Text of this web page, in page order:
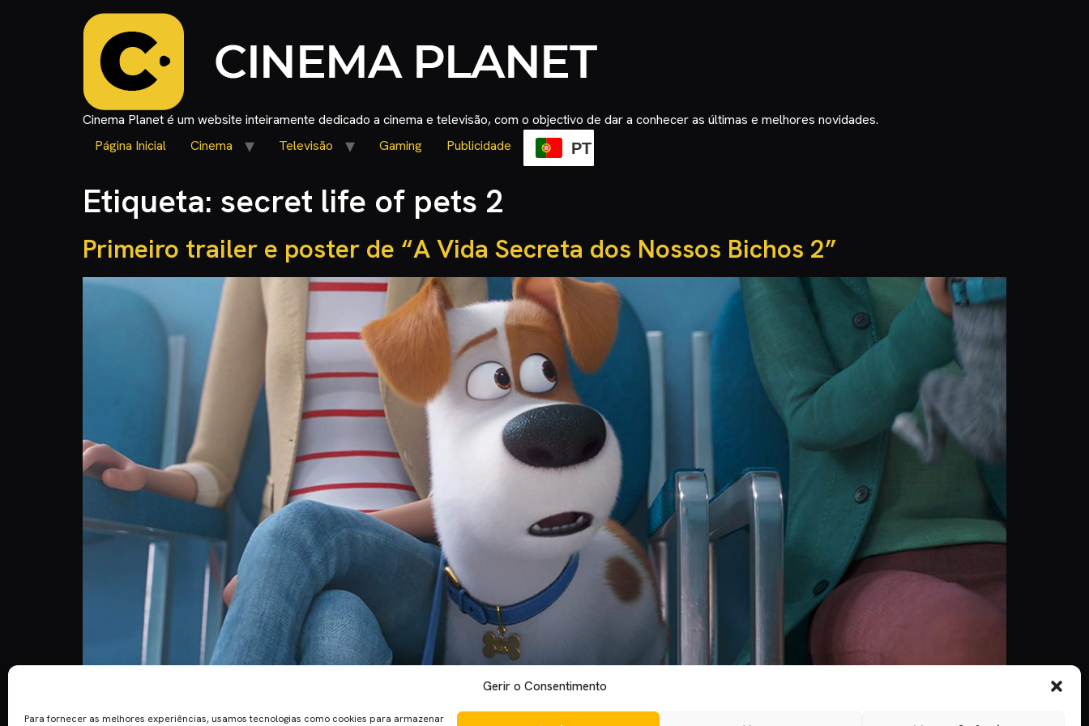
Gerir o Consentimento
Para fornecer as melhores experiências, usamos tecnologias como cookies para armazenar
Cinema Planet é um website inteiramente dedicado a cinema e televisão, com o objectivo de dar a conhecer as últimas e melhores novidades.
Página Inicial
Cinema Televisão Gaming Publicidade PT
Etiqueta: secret life of pets 2
Primeiro trailer e poster de “A Vida Secreta dos Nossos Bichos 2”
Secreta dos Nossos Bichos 2” continuará a seguir as aventuras do cão Max. Cada personagem será apresentada em pequenos teaser-trailers nos próximos meses.